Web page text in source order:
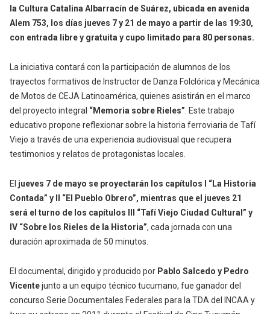
la Cultura Catalina Albarracín de Suárez, ubicada en avenida
Alem 753, los días jueves 7 y 21 de mayo a partir de las 19:30,
con entrada libre y gratuita y cupo limitado para 80 personas.
La iniciativa contará con la participación de alumnos de los
trayectos formativos de Instructor de Danza Folclórica y Mecánica
de Motos de CEJA Latinoamérica, quienes asistirán en el marco
del proyecto integral “Memoria sobre Rieles”. Este trabajo
educativo propone reflexionar sobre la historia ferroviaria de Tafí
Viejo a través de una experiencia audiovisual que recupera
testimonios y relatos de protagonistas locales.
El jueves 7 de mayo se proyectarán los capítulos I “La Historia
Contada” y II “El Pueblo Obrero”, mientras que el jueves 21
será el turno de los capítulos III “Tafí Viejo Ciudad Cultural” y
IV “Sobre los Rieles de la Historia”, cada jornada con una
duración aproximada de 50 minutos.
El documental, dirigido y producido por Pablo Salcedo y Pedro
Vicentejunto a un equipo técnico tucumano, fue ganador del
concurso Serie Documentales Federales para la TDA del INCAA y